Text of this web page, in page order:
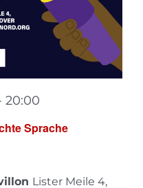
Sprache
20:00
Lister Meile 4,